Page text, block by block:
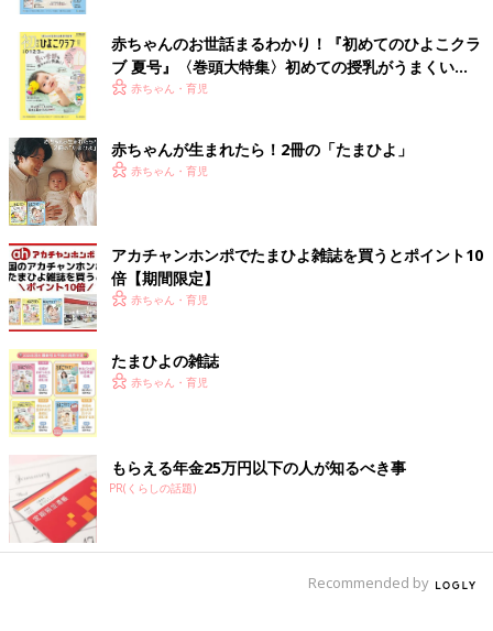
赤ちゃんのお世話まるわかり！『初めてのひよこクラ
ブ 夏号』〈巻頭大特集〉初めての授乳がうまくい
く！ おっぱい・ミルクの基本と夏のトラブル 解決テ
赤ちゃん・育児
赤ちゃんが生まれたら！2冊の「たまひよ」
赤ちゃん・育児
アカチャンホンポでたまひよ雑誌を買うとポイント10
倍【期間限定】
赤ちゃん・育児
たまひよの雑誌
赤ちゃん・育児
もらえる年金25万円以下の人が知るべき事
PR(くらしの話題)
Recommended by